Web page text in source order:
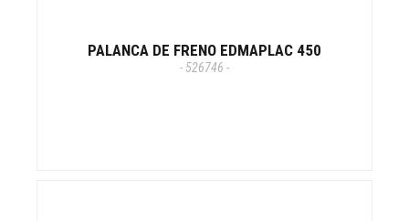
PALANCA DE FRENO EDMAPLAC 450
- 526746 -